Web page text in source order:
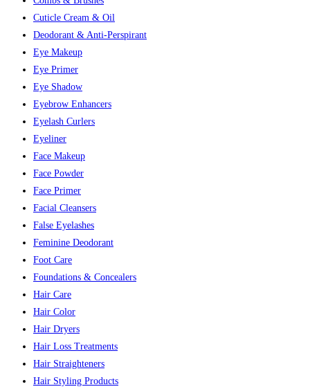
Cuticle Cream & Oil
Deodorant & Anti-Perspirant
Eye Makeup
Eye Primer
Eye Shadow
Eyebrow Enhancers
Eyelash Curlers
Eyeliner
Face Makeup
Face Powder
Face Primer
Facial Cleansers
False Eyelashes
Feminine Deodorant
Foot Care
Foundations & Concealers
Hair Care
Hair Color
Hair Dryers
Hair Loss Treatments
Hair Straighteners
Hair Styling Products